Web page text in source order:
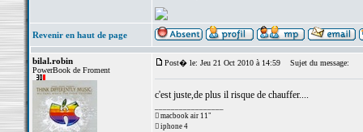
Revenir en haut de page
bilal.robin
PowerBook de Froment
Post� le: Jeu 21 Oct 2010 à 14:59 Sujet du message:
c'est juste,de plus il risque de chauffer....
 macbook air 11"
 iphone 4